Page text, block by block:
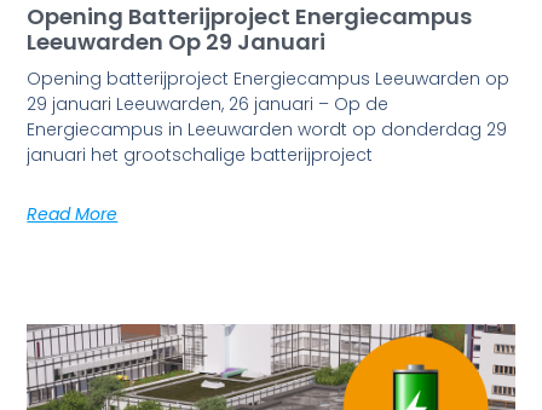
Opening Batterijproject Energiecampus
Leeuwarden Op 29 Januari
Opening batterijproject Energiecampus Leeuwarden op
29 januari Leeuwarden, 26 januari – Op de
Energiecampus in Leeuwarden wordt op donderdag 29
januari het grootschalige batterijproject
Read More